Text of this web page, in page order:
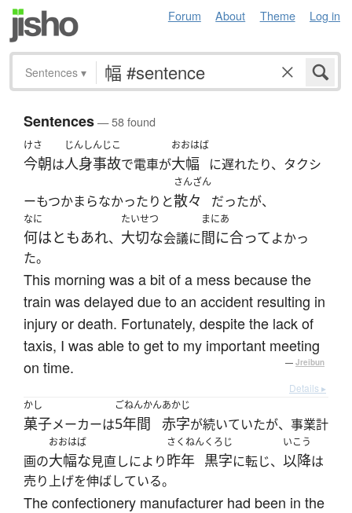
Forum About Theme Log in
Sentences ▾
Sentences— 58 found
けさ
今朝は
じんしんじこ
人身事故で電車が
おおはば
大幅 に遅れたり、タクシ
ーもつかまらなかったりと
さんざん
散々 だったが、
なに
何はともあれ、
たいせつ
大切な会議に
まにあ
間に合ってよかっ
た。
This morning was a bit of a mess because the
train was delayed due to an accident resulting in
injury or death. Fortunately, despite the lack of
taxis, I was able to get to my important meeting
on time.
— Jreibun
Details ▸
かし
菓子メーカーは
ごねんかん
5年間
あかじ
赤字が続いていたが、事業計
画の
おおはば
大幅な見直しにより
さくねん
昨年
くろじ
黒字に転じ、
いこう
以降は
売り上げを伸ばしている。
The confectionery manufacturer had been in the